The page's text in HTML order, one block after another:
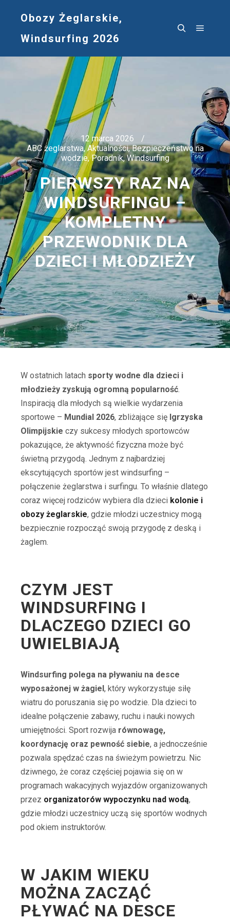
Obozy Żeglarskie,
Windsurfing 2026
12 marca 2026
ABC żeglarstwa,Aktualności,Bezpieczeństwo na
wodzie,Poradnik,Windsurfing
PIERWSZY RAZ NA
WINDSURFINGU –
KOMPLETNY
PRZEWODNIK DLA
DZIECI I MŁODZIEŻY
W ostatnich latach sporty wodne dla dzieci i
młodzieży zyskują ogromną popularność.
Inspiracją dla młodych są wielkie wydarzenia
sportowe – Mundial 2026, zbliżające się Igrzyska
Olimpijskie czy sukcesy młodych sportowców
pokazujące, że aktywność fizyczna może być
świetną przygodą. Jednym z najbardziej
ekscytujących sportów jest windsurfing –
połączenie żeglarstwa i surfingu. To właśnie dlatego
coraz więcej rodziców wybiera dla dzieci kolonie i
obozy żeglarskie, gdzie młodzi uczestnicy mogą
bezpiecznie rozpocząć swoją przygodę z deską i
żaglem.
CZYM JEST
WINDSURFING I
DLACZEGO DZIECI GO
UWIELBIAJĄ
Windsurfing polega na pływaniu na desce
wyposażonej w żagiel , który wykorzystuje siłę
wiatru do poruszania się po wodzie. Dla dzieci to
idealne połączenie zabawy, ruchu i nauki nowych
umiejętności. Sport rozwija równowagę,
koordynację oraz pewność siebie, a jednocześnie
pozwala spędzać czas na świeżym powietrzu. Nic
dziwnego, że coraz częściej pojawia się on w
programach wakacyjnych wyjazdów organizowanych
przez organizatorów wypoczynku nad wodą,
gdzie młodzi uczestnicy uczą się sportów wodnych
pod okiem instruktorów.
W JAKIM WIEKU
MOŻNA ZACZĄĆ
PŁYWAĆ NA DESCE